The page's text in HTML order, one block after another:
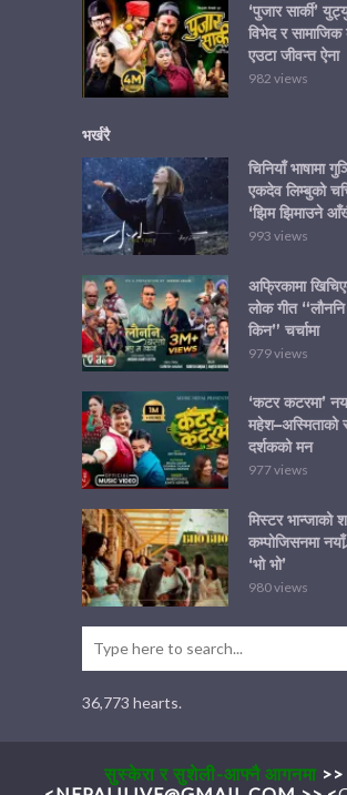
‘पुजार सार्की’
विभेद र सामाजिक
एउटा जीवन्त ऐना
982 views
भर्खरै
चिनियाँ भाषामा
एकदेव लिम्बुको
‘झिम झिमाउने
993 views
अफ्रिकामा
लोक गीत
किन” चर्चामा
979 views
‘कटर कटरमा’
महेश–अस्मिताको
दर्शकको मन
977 views
मिस्टर भान्जाको
कम्पोजिसनमा नयाँ
‘भो भो’
980 views
36,773 hearts.
सुस्केरा र सुशेली-आफ्नै आगनमा >>